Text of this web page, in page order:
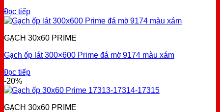
Đọc tiếp
GẠCH 30x60 PRIME
Gạch ốp lát 300×600 Prime đá mờ 9174 màu xám
Đọc tiếp
-20%
GẠCH 30x60 PRIME